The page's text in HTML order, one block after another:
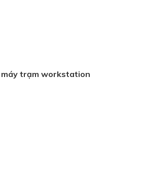
máy trạm workstation